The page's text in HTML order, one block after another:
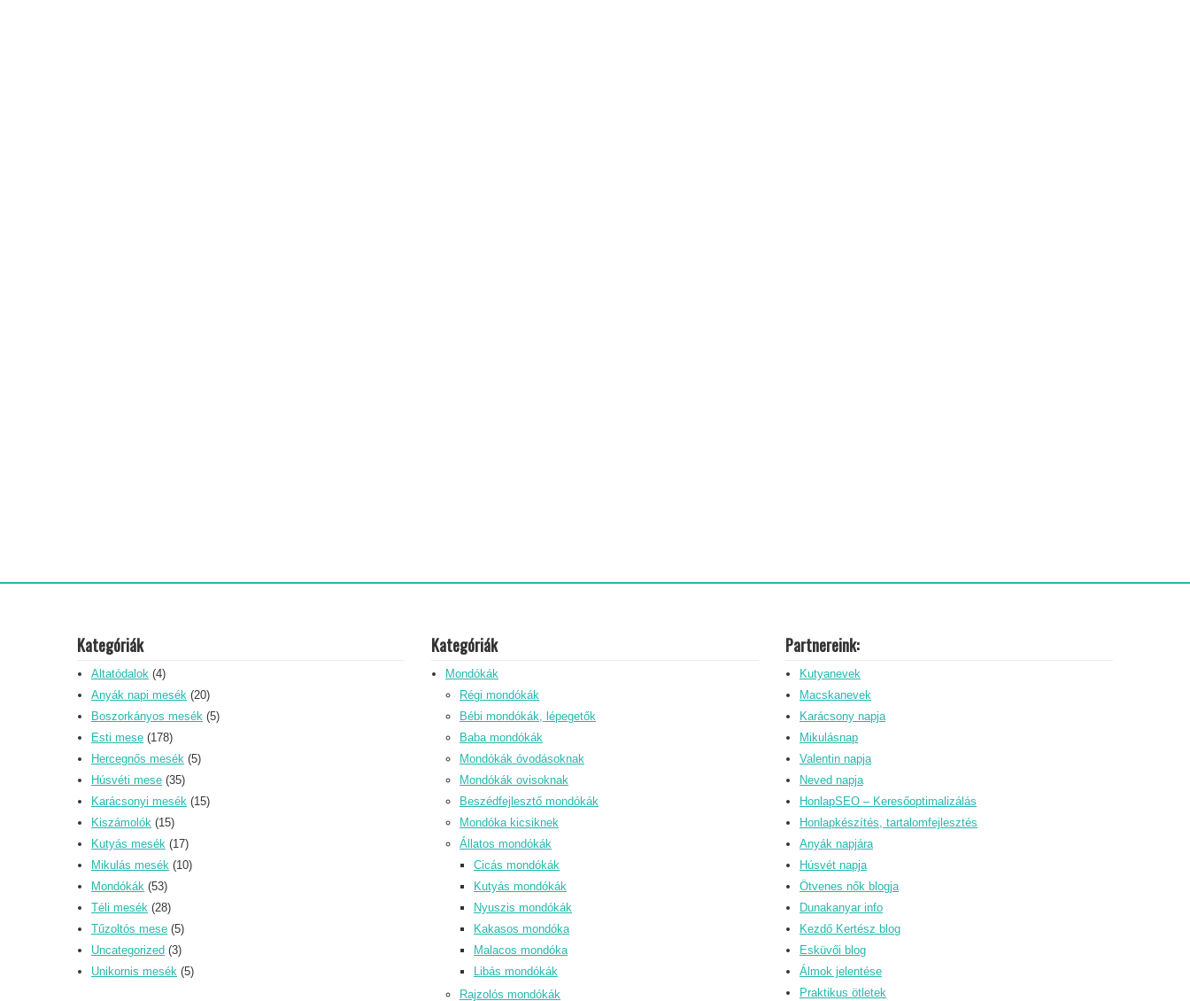
Kategóriák
Altatódalok (4)
Anyák napi mesék (20)
Boszorkányos mesék (5)
Esti mese (178)
Hercegnős mesék (5)
Húsvéti mese (35)
Karácsonyi mesék (15)
Kiszámolók (15)
Kutyás mesék (17)
Mikulás mesék (10)
Mondókák (53)
Téli mesék (28)
Tűzoltós mese (5)
Uncategorized (3)
Unikornis mesék (5)
Kategóriák
Mondókák
Régi mondókák
Bébi mondókák, lépegetők
Baba mondókák
Mondókák óvodásoknak
Mondókák ovisoknak
Beszédfejlesztő mondókák
Mondóka kicsiknek
Állatos mondókák
Cicás mondókák
Kutyás mondókák
Nyuszis mondókák
Kakasos mondóka
Malacos mondóka
Libás mondókák
Rajzolós mondókák
Partnereink:
Kutyanevek
Macskanevek
Karácsony napja
Mikulásnap
Valentin napja
Neved napja
HonlapSEO – Keresőoptimalizálás
Honlapkészítés, tartalomfejlesztés
Anyák napjára
Húsvét napja
Ötvenes nők blogja
Dunakanyar info
Kezdő Kertész blog
Esküvői blog
Álmok jelentése
Praktikus ötletek